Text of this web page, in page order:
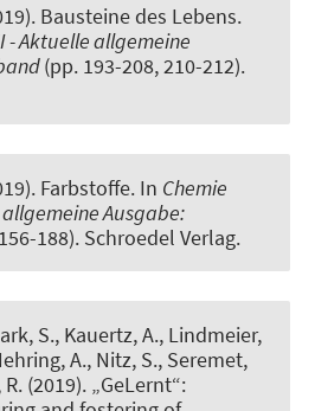
Bausteine des Lebens.
- Aktuelle allgemeine
(pp. 193-208, 210-212).
Farbstoffe. In Chemie
Ausgabe:
188). Schroedel Verlag.
S., Kauertz, A., Lindmeier,
A., Nitz, S., Seremet,
(2019). „GeLernt“: